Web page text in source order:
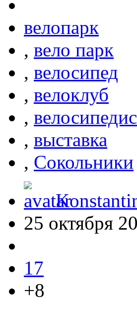
велопарк
, вело парк
, велосипед
, велоклуб
,
, выставка
, Сокольники
25 октября
17
+8